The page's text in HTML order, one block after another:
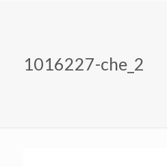
1016227-che_2